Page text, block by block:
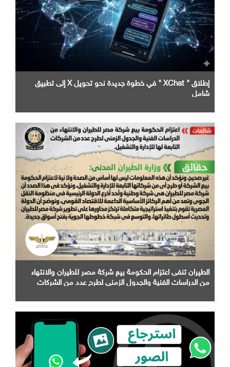
إطلاق " XChat " في خطوة جديدة نحو تحويل X إلى تطبيق
شامل
الطيران تنفى اعتزام الحكومة بيع شركة مصر للطيران والانتهاء
من الدراسات الفنية والجدول الزمني لطرح عدد من الشركات